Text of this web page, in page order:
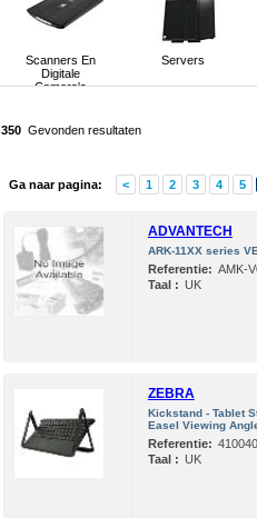
Scanners En
Digitale
Camera's
Servers
350 Gevonden resultaten
Ga naar pagina: < 1 2 3 4 5
ADVANTECH
ARK-11XX series
Referentie: AMK-
Taal : UK
ZEBRA
Kickstand - Tablet
Easel Viewing
Referentie: 410040
Taal : UK